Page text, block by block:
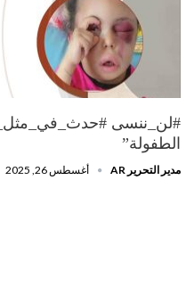
#لن_ننسى
الطفولة”
مدير التحرير AR أغسطس 26, 2025